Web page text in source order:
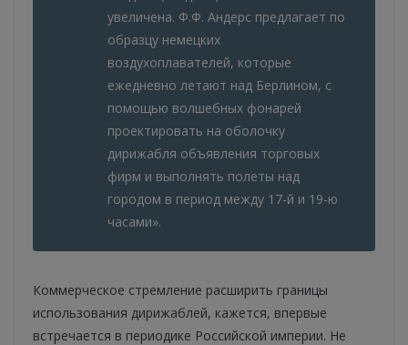
увеличена. Ф.Ф. Андерс предлагает по
образцу немецких
воздухоплавателей, которые
ежедневно летают над Берлином, с
помощью волшебных фонарей
проектировать на оболочку
дирижабля объявления торговых
фирм и выполнять полеты над
городом в период между 17-й и 19-ю
часами».
Коммерческое стремление расширить границы
использования дирижаблей, кажется, впервые
встречается в периодике Российской империи. Не